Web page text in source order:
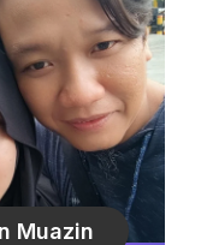
Muazin